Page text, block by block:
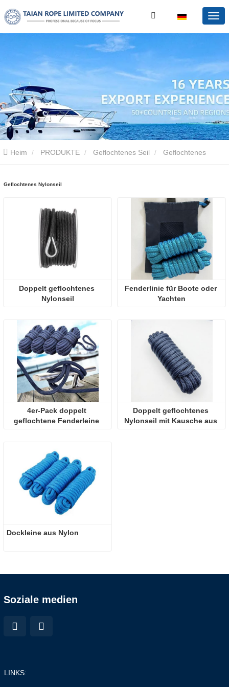
Heim PRODUKTE Geflochtenes Seil
Geflochtenes Nylonseil
Doppelt geflochtenes
Nylonseil
Fenderlinie für Boote oder
Yachten
4er-Pack doppelt
geflochtene Fenderleine
Doppelt geflochtenes
Nylonseil mit Kausche aus
Dockleine aus Nylon
Soziale medien
LINKS: